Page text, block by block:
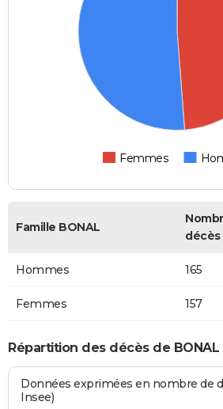
Femmes
Famille BONAL
décès
Hommes 165
Femmes 157
Répartition des décès de
Données exprimées en nombre de
Insee)